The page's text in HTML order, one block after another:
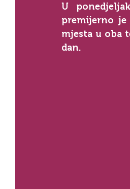
U
premijerno je
mjesta u oba
dan.